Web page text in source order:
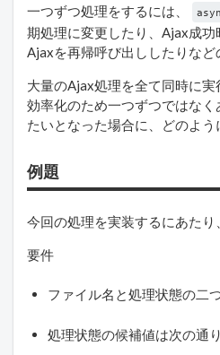
一つずつ処理をするには、
期処理に変更したり、Ajax成
Ajaxを再帰呼び出ししたりなど
大量のAjax処理を全て同時に実
効率化のため一つずつではな
たいとなった場合に、どのよう
例題
今回の処理を実装するにあたり
要件
ファイル名と処理状態の二
処理状態の候補値は次の通り